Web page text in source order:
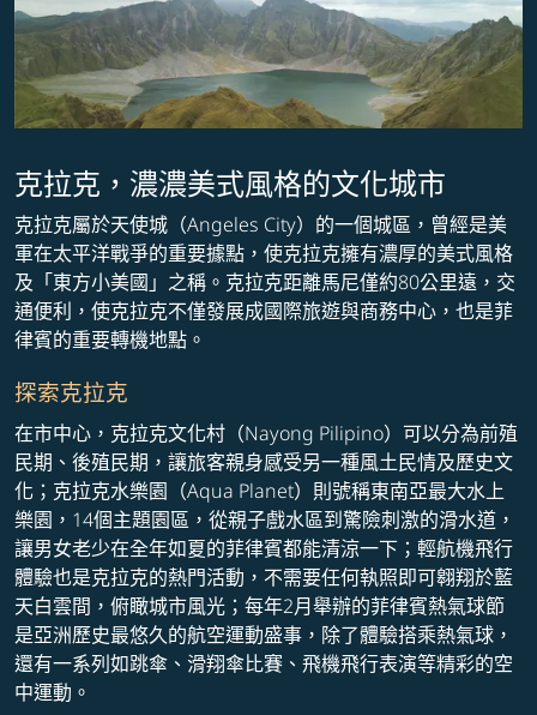
克拉克，濃濃美式風格的文化城市
克拉克屬於天使城（Angeles City）的一個城區，曾經是美
軍在太平洋戰爭的重要據點，使克拉克擁有濃厚的美式風格
及「東方小美國」之稱。克拉克距離馬尼僅約80公里遠，交
通便利，使克拉克不僅發展成國際旅遊與商務中心，也是菲
律賓的重要轉機地點。
探索克拉克
在市中心，克拉克文化村（Nayong Pilipino）可以分為前殖
民期、後殖民期，讓旅客親身感受另一種風土民情及歷史文
化；克拉克水樂園（Aqua Planet）則號稱東南亞最大水上
樂園，14個主題園區，從親子戲水區到驚險刺激的滑水道，
讓男女老少在全年如夏的菲律賓都能清涼一下；輕航機飛行
體驗也是克拉克的熱門活動，不需要任何執照即可翱翔於藍
天白雲間，俯瞰城市風光；每年2月舉辦的菲律賓熱氣球節
是亞洲歷史最悠久的航空運動盛事，除了體驗搭乘熱氣球，
還有一系列如跳傘、滑翔傘比賽、飛機飛行表演等精彩的空
中運動。